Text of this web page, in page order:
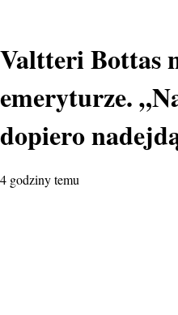
Valtteri Bottas
emeryturze.
dopiero
4 godziny temu